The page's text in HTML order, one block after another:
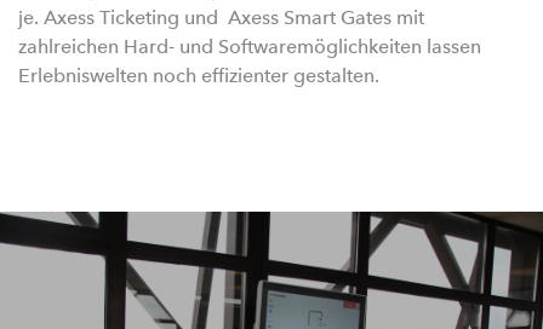
je. Axess Ticketing und Axess Smart Gates mit
zahlreichen Hard- und Softwaremöglichkeiten lassen
Erlebniswelten noch effizienter gestalten.